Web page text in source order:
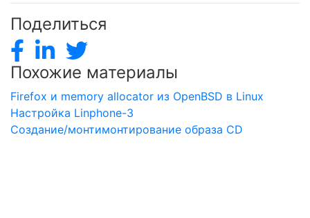
Поделиться
Похожие материалы
Firefox и memory allocator из OpenBSD в Linux
Настройка Linphone-3
Создание/монтимонтирование образа CD